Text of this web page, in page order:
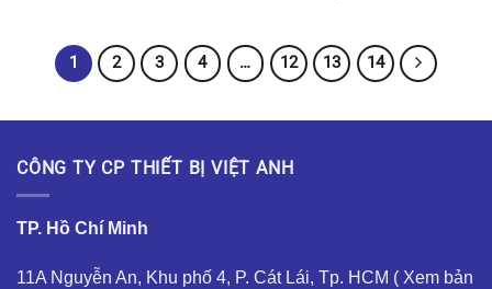
1 2 3 4 … 12 13 14
CÔNG TY CP THIẾT BỊ VIỆT ANH
TP. Hồ Chí Minh
11A Nguyễn An, Khu phố 4, P. Cát Lái, Tp. HCM ( Xem bản